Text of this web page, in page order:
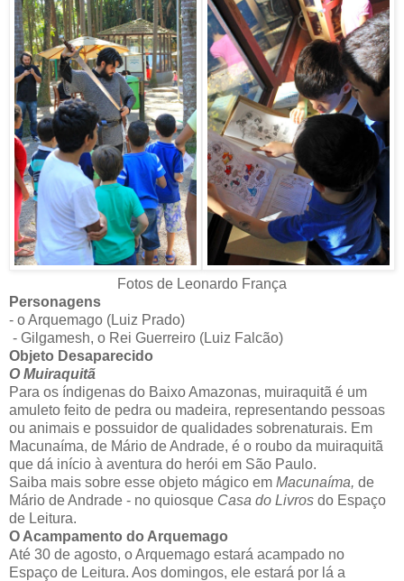
Fotos de Leonardo França
Personagens
- o Arquemago (Luiz Prado)
- Gilgamesh, o Rei Guerreiro (Luiz Falcão)
Objeto Desaparecido
O Muiraquitã
Para os índigenas do Baixo Amazonas, muiraquitã é um
amuleto feito de pedra ou madeira, representando pessoas
ou animais e possuidor de qualidades sobrenaturais. Em
Macunaíma, de Mário de Andrade, é o roubo da muiraquitã
que dá início à aventura do herói em São Paulo.
Saiba mais sobre esse objeto mágico em Macunaíma, de
Mário de Andrade - no quiosque Casa do Livros do Espaço
de Leitura.
O Acampamento do Arquemago
Até 30 de agosto, o Arquemago estará acampado no
Espaço de Leitura. Aos domingos, ele estará por lá a